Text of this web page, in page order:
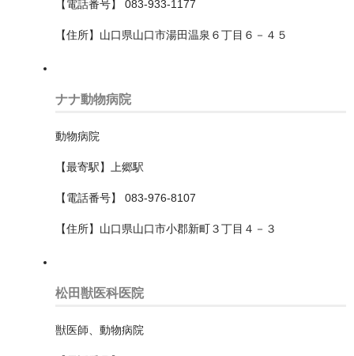
宮前区
川崎区
高津区
麻生区
平塚市
横浜市
中区
戸塚区
【電話番号】 083-933-1177
【住所】山口県山口市湯田温泉６丁目６－４５
ナナ動物病院
動物病院
【最寄駅】上郷駅
【電話番号】 083-976-8107
【住所】山口県山口市小郡新町３丁目４－３
松田獣医科医院
獣医師、動物病院